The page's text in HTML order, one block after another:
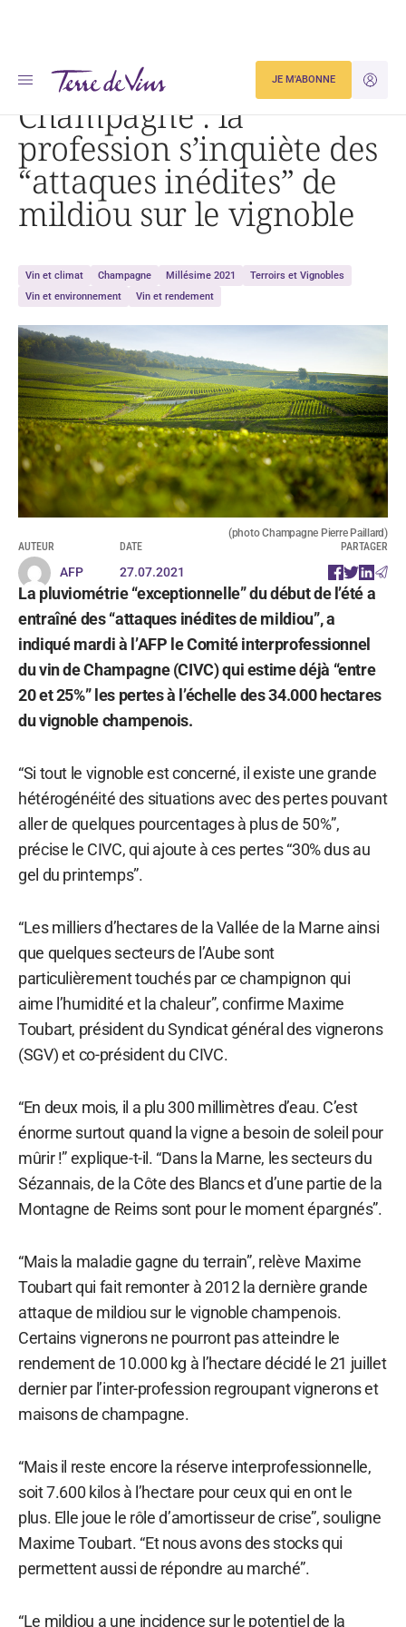
JE
JE M'ABONNE
Accueil
Champagne : la profession s’inquiète des « attaques inédites » de mildiou sur le vignoble
Champagne : la
profession s’inquiète des
“attaques inédites” de
mildiou sur le vignoble
Vin et climat Champagne Millésime 2021
Terroirs et Vignobles
Vin et environnement
Vin et rendement
(photo Champagne Pierre Paillard)
AUTEUR
AFP
DATE
27.07.2021
PARTAGER
La pluviométrie “exceptionnelle” du début de l’été a
entraîné des “attaques inédites de mildiou”, a
indiqué mardi à l’AFP le Comité interprofessionnel
du vin de Champagne (CIVC) qui estime déjà “entre
20 et 25%” les pertes à l’échelle des 34.000 hectares
du vignoble champenois.
“Si tout le vignoble est concerné, il existe une grande
hétérogénéité des situations avec des pertes pouvant
aller de quelques pourcentages à plus de 50%”,
précise le CIVC, qui ajoute à ces pertes “30% dus au
gel du printemps”.
“Les milliers d’hectares de la Vallée de la Marne ainsi
que quelques secteurs de l’Aube sont
particulièrement touchés par ce champignon qui
aime l’humidité et la chaleur”, confirme Maxime
Toubart, président du Syndicat général des vignerons
(SGV) et co-président du CIVC.
“En deux mois, il a plu 300 millimètres d’eau. C’est
énorme surtout quand la vigne a besoin de soleil pour
mûrir !” explique-t-il. “Dans la Marne, les secteurs du
Sézannais, de la Côte des Blancs et d’une partie de la
Montagne de Reims sont pour le moment épargnés”.
“Mais la maladie gagne du terrain”, relève Maxime
Toubart qui fait remonter à 2012 la dernière grande
attaque de mildiou sur le vignoble champenois.
Certains vignerons ne pourront pas atteindre le
rendement de 10.000 kg à l’hectare décidé le 21 juillet
dernier par l’inter-profession regroupant vignerons et
maisons de champagne.
“Mais il reste encore la réserve interprofessionnelle,
soit 7.600 kilos à l’hectare pour ceux qui en ont le
plus. Elle joue le rôle d’amortisseur de crise”, souligne
Maxime Toubart. “Et nous avons des stocks qui
permettent aussi de répondre au marché”.
“Le mildiou a une incidence sur le potentiel de la